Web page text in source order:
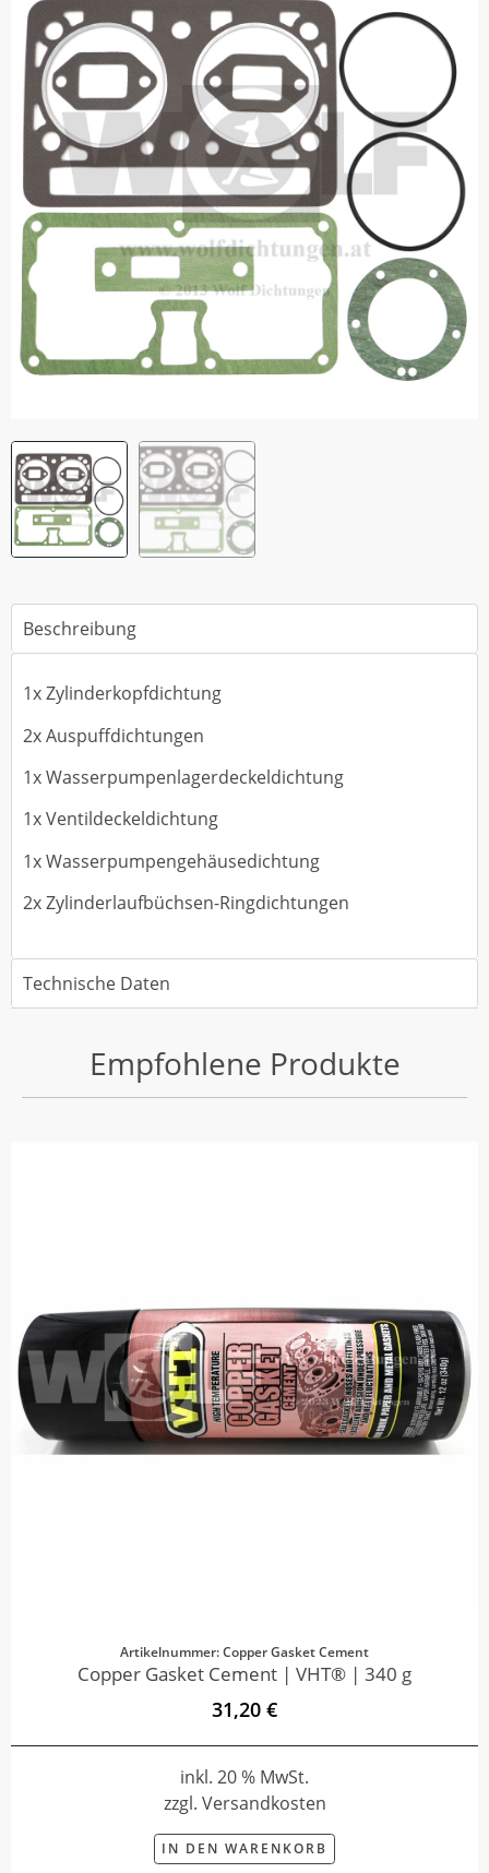
Beschreibung
1x Zylinderkopfdichtung
2x Auspuffdichtungen
1x Wasserpumpenlagerdeckeldichtung
1x Ventildeckeldichtung
1x Wasserpumpengehäusedichtung
2x Zylinderlaufbüchsen-Ringdichtungen
Technische Daten
Empfohlene Produkte
Artikelnummer: Copper Gasket Cement
Copper Gasket Cement | VHT® | 340 g
31,20 €
inkl. 20 % MwSt.
zzgl. Versandkosten
IN DEN WARENKORB